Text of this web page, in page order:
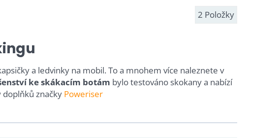
2 Položky
a ledvinky na mobil. To a mnohem více naleznete v
ke skákacím botám bylo testováno skokany a nabízí
značky Poweriser